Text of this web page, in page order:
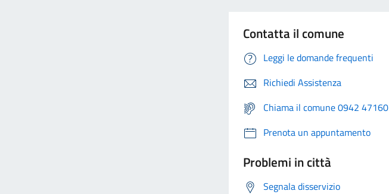
Contatta il comune
Leggi le domande frequenti
Richiedi Assistenza
Chiama il comune 0942 47160
Prenota un appuntamento
Problemi in città
Segnala disservizio